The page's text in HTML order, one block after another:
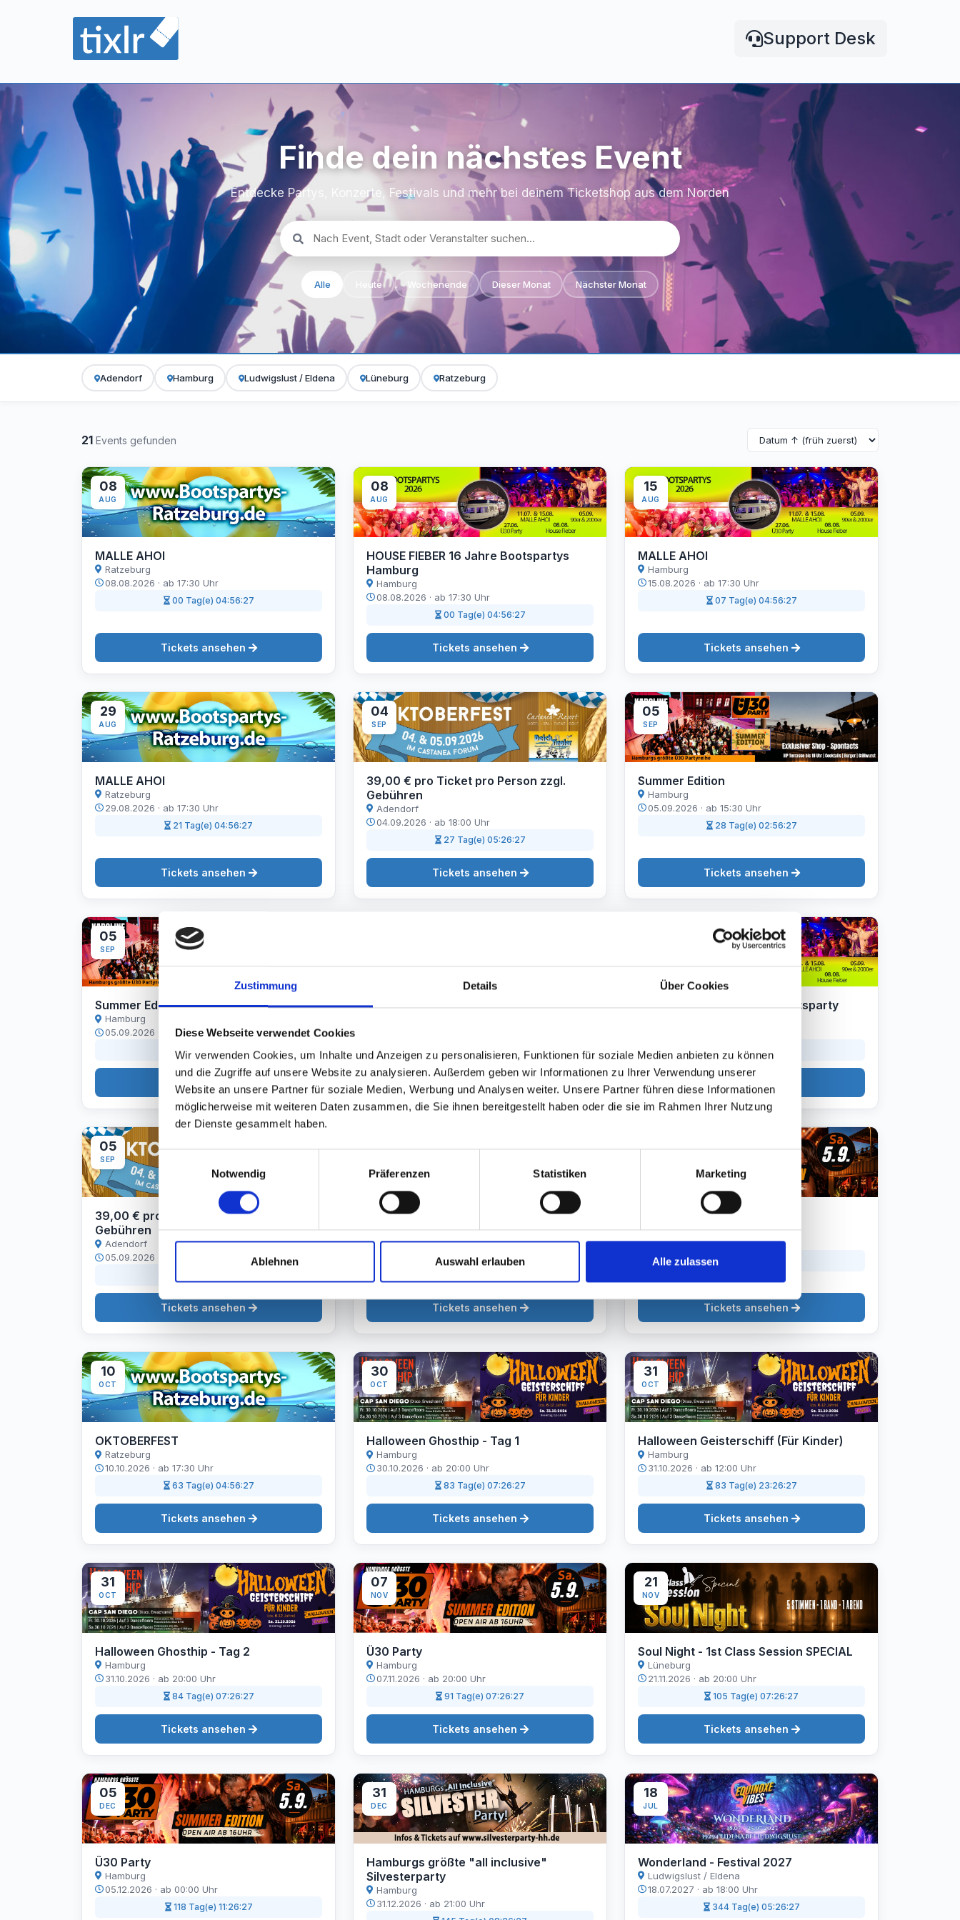
Zustimmung Details Über Cookies
Diese Webseite verwendet Cookies
Wir verwenden Cookies, um Inhalte und Anzeigen zu personalisieren, Funktionen für soziale Medien anbieten zu können
und die Zugriffe auf unsere Website zu analysieren. Außerdem geben wir Informationen zu Ihrer Verwendung unserer
Website an unsere Partner für soziale Medien, Werbung und Analysen weiter. Unsere Partner führen diese Informationen
möglicherweise mit weiteren Daten zusammen, die Sie ihnen bereitgestellt haben oder die sie im Rahmen Ihrer Nutzung
der Dienste gesammelt haben.
Einwilligungsauswahl
Notwendig
Präferenzen Statistiken Marketing
Ablehnen Auswahl erlauben Alle zulassen
Support Desk
Finde dein nächstes Event
Entdecke Partys, Konzerte, Festivals und mehr bei deinem Ticketshop aus dem Norden
Alle Heute Wochenende Dieser Monat Nächster Monat
Adendorf Hamburg Ludwigslust / Eldena Lüneburg Ratzeburg
21 Events gefunden
08
AUG
MALLE AHOI
Ratzeburg
08.08.2026 · ab 17:30 Uhr
00 Tag(e) 04:56:26
Tickets ansehen
08
AUG
HOUSE FIEBER 16 Jahre Bootspartys
Hamburg
Hamburg
08.08.2026 · ab 17:30 Uhr
00 Tag(e) 04:56:26
Tickets ansehen
15
AUG
MALLE AHOI
Hamburg
15.08.2026 · ab 17:30 Uhr
07 Tag(e) 04:56:26
Tickets ansehen
29
AUG
MALLE AHOI
Ratzeburg
29.08.2026 · ab 17:30 Uhr
21 Tag(e) 04:56:26
Tickets ansehen
04
SEP
39,00 € pro Ticket pro Person zzgl.
Gebühren
Adendorf
04.09.2026 · ab 18:00 Uhr
27 Tag(e) 05:26:26
Tickets ansehen
05
SEP
Summer Edition
Hamburg
05.09.2026 · ab 15:30 Uhr
28 Tag(e) 02:56:26
Tickets ansehen
05
SEP
Summer Edition
Hamburg
05.09.2026 · ab 15:30 Uhr
28 Tag(e) 02:56:26
Tickets ansehen
Ü30 Party
28 Tag(e) 03:26:26
Tickets ansehen
REVIVAL 90er & 2000er Bootsparty
28 Tag(e) 04:56:26
Tickets ansehen
05
SEP
39,00 € pro Ticket pro Person zzgl.
Gebühren
Adendorf
05.09.2026 · ab 18:00 Uhr
Tickets ansehen
26
Die 90er & 2000er Revival Bootsparty
Ratzeburg
26.09.2026 · ab 17:30 Uhr
49 Tag(e) 04:56:26
Tickets ansehen
03
Hamburg
03.10.2026 · ab 20:00 Uhr
56 Tag(e) 07:26:26
Tickets ansehen
10
OCT
OKTOBERFEST
Ratzeburg
10.10.2026 · ab 17:30 Uhr
63 Tag(e) 04:56:26
Tickets ansehen
30
OCT
Halloween Ghosthip - Tag 1
Hamburg
30.10.2026 · ab 20:00 Uhr
83 Tag(e) 07:26:26
Tickets ansehen
31
OCT
Halloween Geisterschiff (Für Kinder)
Hamburg
31.10.2026 · ab 12:00 Uhr
83 Tag(e) 23:26:26
Tickets ansehen
31
OCT
Halloween Ghosthip - Tag 2
Hamburg
31.10.2026 · ab 20:00 Uhr
84 Tag(e) 07:26:26
Tickets ansehen
07
NOV
Ü30 Party
Hamburg
07.11.2026 · ab 20:00 Uhr
91 Tag(e) 07:26:26
Tickets ansehen
21
NOV
Soul Night - 1st Class Session SPECIAL
Lüneburg
21.11.2026 · ab 20:00 Uhr
105 Tag(e) 07:26:26
Tickets ansehen
05
DEC
Ü30 Party
Hamburg
05.12.2026 · ab 00:00 Uhr
118 Tag(e) 11:26:26
31
DEC
Hamburgs größte "all inclusive"
Silvesterparty
Hamburg
31.12.2026 · ab 21:00 Uhr
18
JUL
Wonderland - Festival 2027
Ludwigslust / Eldena
18.07.2027 · ab 18:00 Uhr
344 Tag(e) 05:26:26